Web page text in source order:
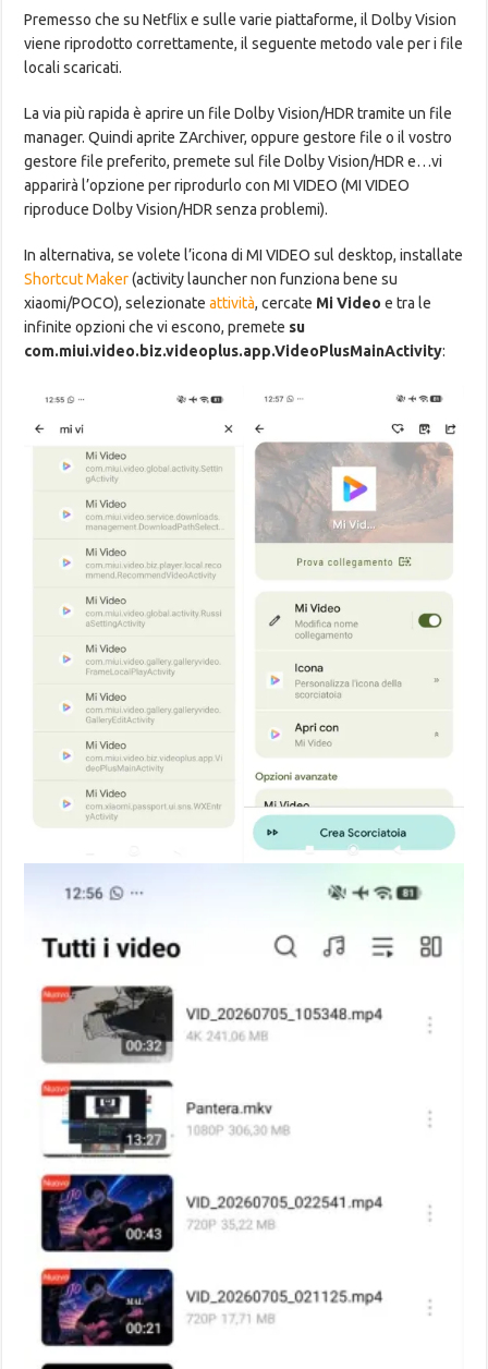
Premesso che su Netflix e sulle varie piattaforme, il Dolby Vision
viene riprodotto correttamente, il seguente metodo vale per i file
locali scaricati.
La via più rapida è aprire un file Dolby Vision/HDR tramite un file
manager. Quindi aprite ZArchiver, oppure gestore file o il vostro
gestore file preferito, premete sul file Dolby Vision/HDR e…vi
apparirà l’opzione per riprodurlo con MI VIDEO (MI VIDEO
riproduce Dolby Vision/HDR senza problemi).
In alternativa, se volete l’icona di MI VIDEO sul desktop, installate
Shortcut Maker(activity launcher non funziona bene su
xiaomi/POCO), selezionateattività, cercate Mi Video e tra le
infinite opzioni che vi escono, premete su
com.miui.video.biz.videoplus.app.VideoPlusMainActivity: